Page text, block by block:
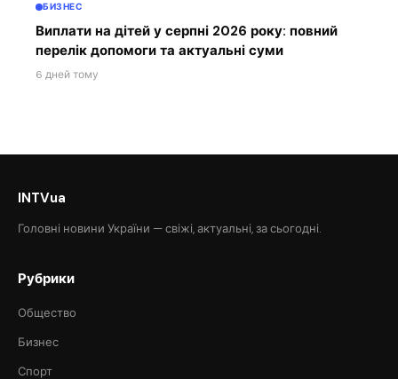
БИЗНЕС
Виплати на дітей у серпні 2026 року: повний
перелік допомоги та актуальні суми
6 дней тому
INTVua
Головні новини України — свіжі, актуальні, за сьогодні.
Рубрики
Общество
Бизнес
Спорт